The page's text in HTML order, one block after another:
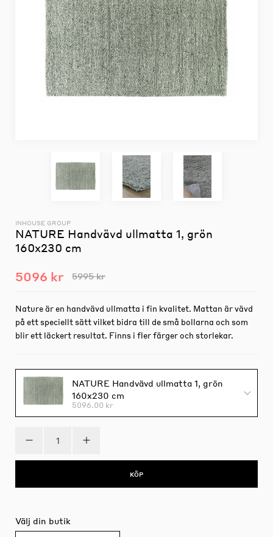
INHOUSE GROUP
NATURE Handvävd ullmatta 1, grön
160x230 cm
5096 kr 5995 kr
Nature är en handvävd ullmatta i fin kvalitet. Mattan är vävd
på ett speciellt sätt vilket bidra till de små bollarna och som
blir ett läckert resultat. Finns i fler färger och storlekar.
NATURE Handvävd ullmatta 1, grön
160x230 cm
5096.00 kr
KÖP
Välj din butik